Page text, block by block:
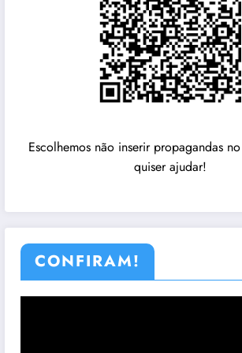
Escolhemos não inserir propagandas
quiser ajudar!
CONFIRAM!